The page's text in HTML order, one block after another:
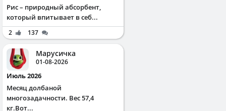
Рис – природный абсорбент,
который впитывает в себ...
2 137
Марусичка
01-08-2026
Июль 2026
Месяц долбаной
многозадачности. Вес 57,4
кг.Вот...